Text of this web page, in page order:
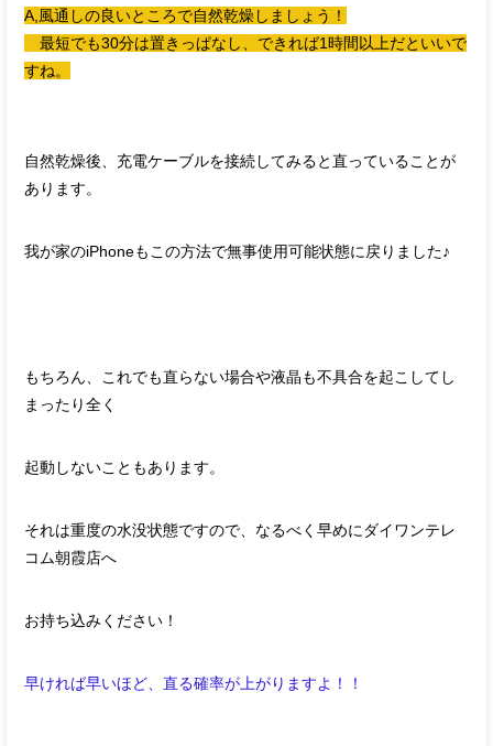
A,風通しの良いところで自然乾燥しましょう！
最短でも30分は置きっぱなし、できれば1時間以上だといいで
すね。
自然乾燥後、充電ケーブルを接続してみると直っていることが
あります。
我が家のiPhoneもこの方法で無事使用可能状態に戻りました♪
もちろん、これでも直らない場合や液晶も不具合を起こしてし
まったり全く
起動しないこともあります。
それは重度の水没状態ですので、なるべく早めにダイワンテレ
コム朝霞店へ
お持ち込みください！
早ければ早いほど、直る確率が上がりますよ！！